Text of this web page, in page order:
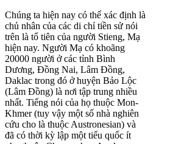
Chúng ta hiện nay có thể xác định là
chủ nhân của các di chỉ tiền sử nói
trên là tổ tiên của người Stieng, Mạ
hiện nay. Người Mạ có khoãng
20000 người ở các tỉnh Bình
Dương, Đồng Nai, Lâm Đồng,
Daklac trong đó ở huyện Bảo Lộc
(Lâm Đồng) là nơi tập trung nhiều
nhất. Tiếng nói của họ thuộc Mon-
Khmer (tuy vậy một số nhà nghiên
cứu cho là thuộc Austronesian) và
đã có thời kỳ lập một tiểu quốc ít